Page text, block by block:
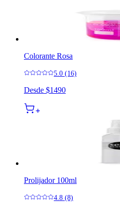
Colorante Rosa
5.0 (16)
Desde $1490
Prolijador 100ml
4.8 (8)